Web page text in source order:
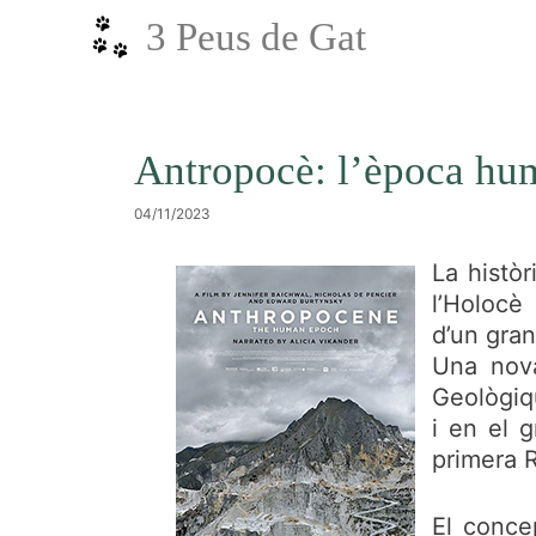
3 Peus de Gat
Antropocè: l’època
04/11/2023
La
d’un
Una
i en el
primera
El